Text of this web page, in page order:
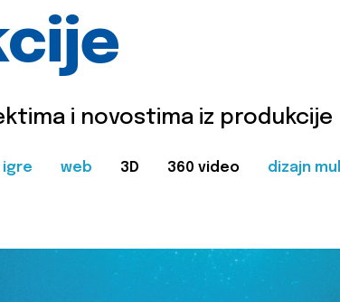
i novostima iz produkcije
igre web 3D 360 video dizajn